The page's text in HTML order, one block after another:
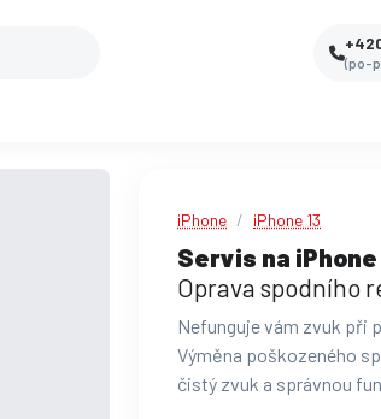
(po-
iPhone iPhone 13
Servis na iPhone
Oprava spodního
Nefunguje vám zvuk při
Výměna poškozeného
čistý zvuk a správnou